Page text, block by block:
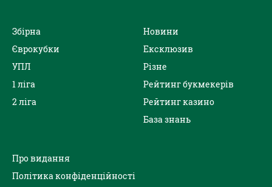
Збірна
Єврокубки
УПЛ
1 ліга
2 ліга
Новини
Ексклюзив
Різне
Рейтинг букмекерів
Рейтинг казино
База знань
Про видання
Політика конфіденційності